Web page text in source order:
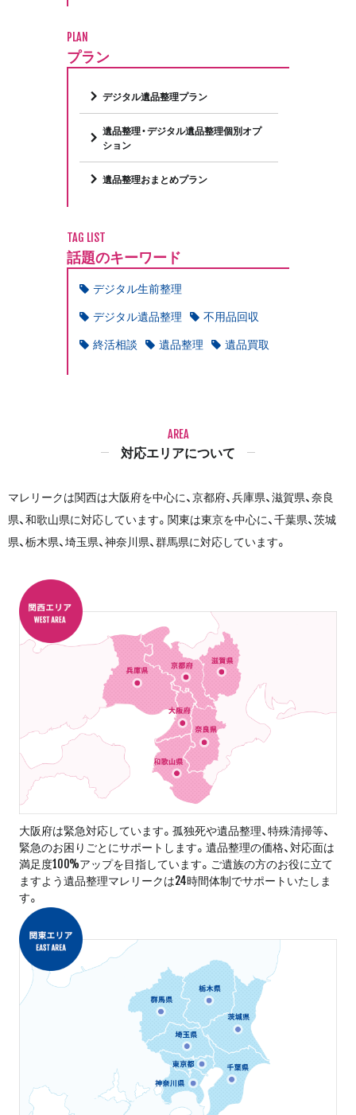
PLAN
プラン
デジタル遺品整理プラン
遺品整理・デジタル遺品整理個別オプ
ション
遺品整理おまとめプラン
TAG LIST
話題のキーワード
デジタル生前整理
デジタル遺品整理
不用品回収
終活相談
遺品整理 遺品買取
AREA
対応エリアについて
マレリークは関西は大阪府を中心に、京都府、兵庫県、滋賀県、奈良
県、和歌山県に対応しています。関東は東京を中心に、千葉県、茨城
県、栃木県、埼玉県、神奈川県、群馬県に対応しています。
大阪府は緊急対応しています。孤独死や遺品整理、特殊清掃等、
緊急のお困りごとにサポートします。遺品整理の価格、対応面は
満足度100%アップを目指しています。ご遺族の方のお役に立て
ますよう遺品整理マレリークは24時間体制でサポートいたしま
す。